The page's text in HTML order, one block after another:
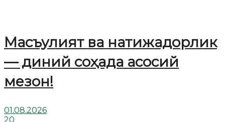
Масъулият ва натижадорлик
— диний соҳада асосий
мезон!
01.08.2026
20